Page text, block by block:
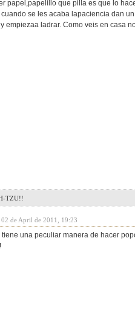
papel,papelillo que pilla es que lo
se les acaba lapaciencia dan
empiezaa ladrar. Como veis en casa
TZU!!
de April de 2011, 19:23
tiene una peculiar manera de hacer